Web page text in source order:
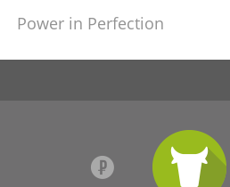
Power in Perfection